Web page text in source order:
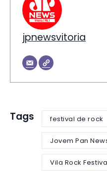
jpnewsvitoria
Tags festival de rock
Jovem Pan
Vila Rock